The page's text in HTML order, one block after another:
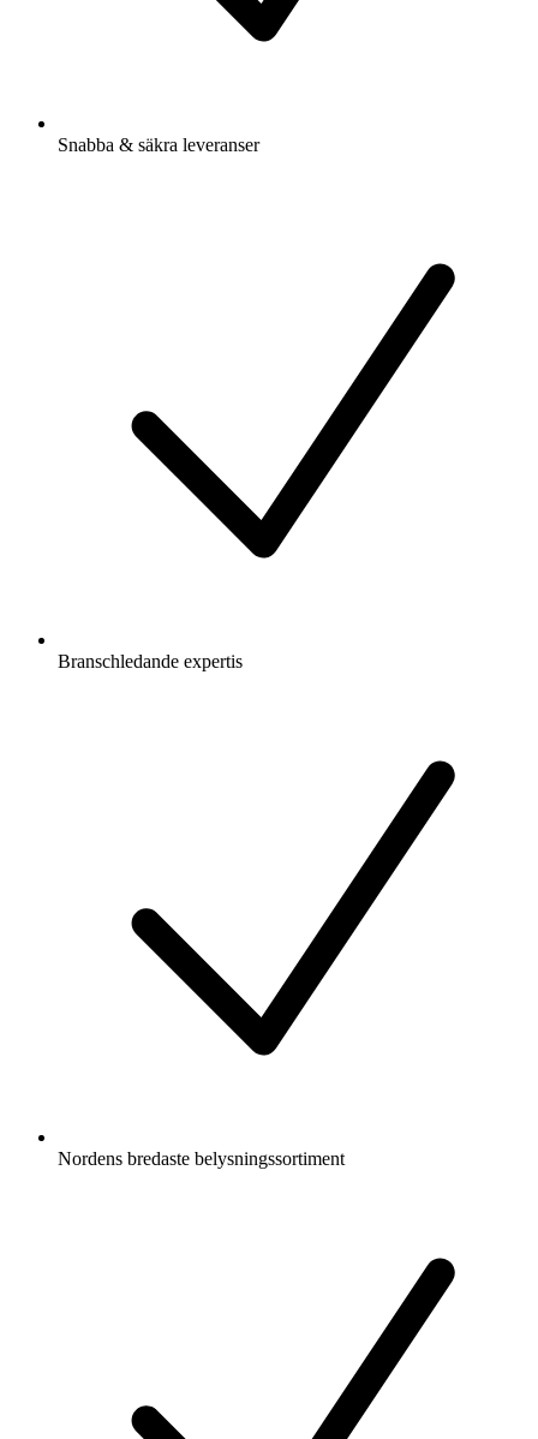
Snabba & säkra leveranser
Branschledande expertis
Nordens bredaste belysningssortiment